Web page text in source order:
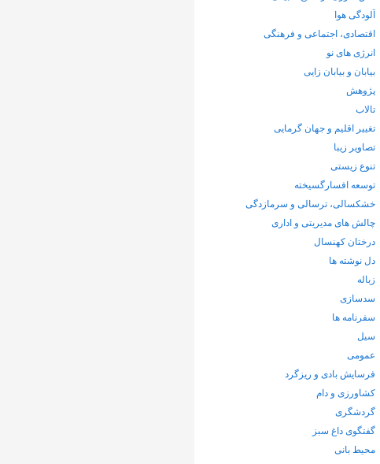
آلودگی هوا
اقتصادی، اجتماعی و فرهنگی
انرژی های نو
بیابان و بیابان زایی
پژوهش
تالاب
تغییر اقلیم و جهان گرمایی
تصاویر زیبا
تنوع زیستی
توسعه افسارگسیخته
خشکسالی، ترسالی و سرمازدگی
چالش های مدیریتی و اداری
درختان کهنسال
دل نوشته ها
زباله
سدسازی
سفرنامه ها
سیل
عمومی
فرسایش بادی و ریزگرد
کشاورزی و دام
گردشگری
گفتگوی داغ سبز
محیط بانی